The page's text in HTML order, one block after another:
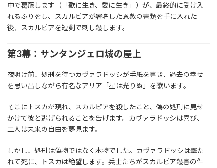
中で葛藤します（「歌に生き、愛に生き」）が、最終的に受け入
れるふりをし、スカルピアが署名した恩赦の書類を手に入れた
後、スカルピアを短剣で刺し殺します。
第3幕：サンタンジェロ城の屋上
夜明け前、処刑を待つカヴァラドッシが手紙を書き、過去の幸せ
を思い出しながら有名なアリア「星は光りぬ」を歌います。
そこにトスカが現れ、スカルピアを殺したこと、偽の処刑に見せ
かけて彼と逃げられることを告げます。カヴァラドッシは喜び、
二人は未来の自由を夢見ます。
しかし、処刑は偽物ではなく本物でした。カヴァラドッシは撃た
れて死に、トスカは絶望します。兵士たちがスカルピア殺害の件